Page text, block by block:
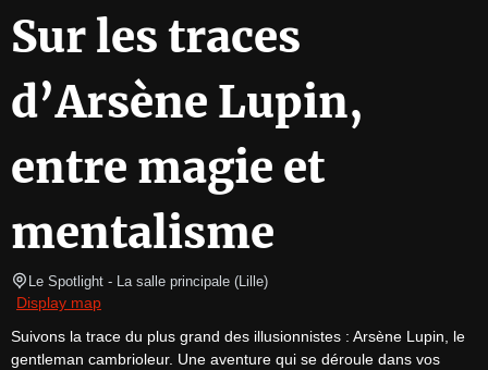
Sur les traces
d’Arsène Lupin,
entre magie et
mentalisme
Le Spotlight - La salle principale (Lille)
Display map
Suivons la trace du plus grand des illusionnistes : Arsène Lupin, le
gentleman cambrioleur. Une aventure qui se déroule dans vos